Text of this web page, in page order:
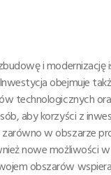
i
obejmuje
technologicznych
aby korzyści z
w obszarze
nowe możliwości
obszarów